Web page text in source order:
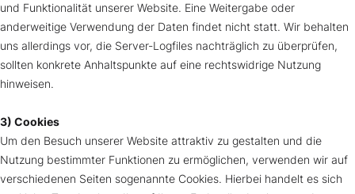
und Funktionalität unserer Website. Eine Weitergabe oder
anderweitige Verwendung der Daten findet nicht statt. Wir behalten
uns allerdings vor, die Server-Logfiles nachträglich zu überprüfen,
sollten konkrete Anhaltspunkte auf eine rechtswidrige Nutzung
hinweisen.
3) Cookies
Um den Besuch unserer Website attraktiv zu gestalten und die
Nutzung bestimmter Funktionen zu ermöglichen, verwenden wir auf
verschiedenen Seiten sogenannte Cookies. Hierbei handelt es sich